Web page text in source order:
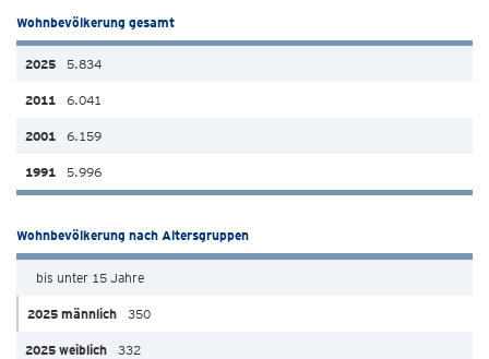
Wohnbevölkerung gesamt
5.834
6.041
6.159
5.996
Wohnbevölkerung nach Altersgruppen
bis unter 15 Jahre
350
332